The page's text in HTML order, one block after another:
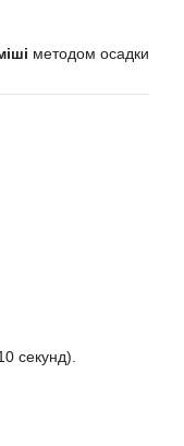
методом осадки
секунд).